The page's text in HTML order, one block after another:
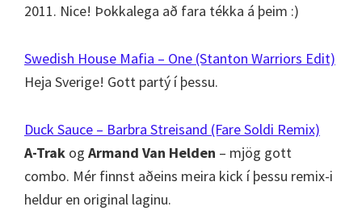
2011. Nice! Þokkalega að fara tékka á þeim :)
Swedish House Mafia – One (Stanton Warriors Edit)
Heja Sverige! Gott partý í þessu.
Duck Sauce – Barbra Streisand (Fare Soldi Remix)
A-Trak og Armand Van Helden – mjög gott
combo. Mér finnst aðeins meira kick í þessu remix-i
heldur en original laginu.